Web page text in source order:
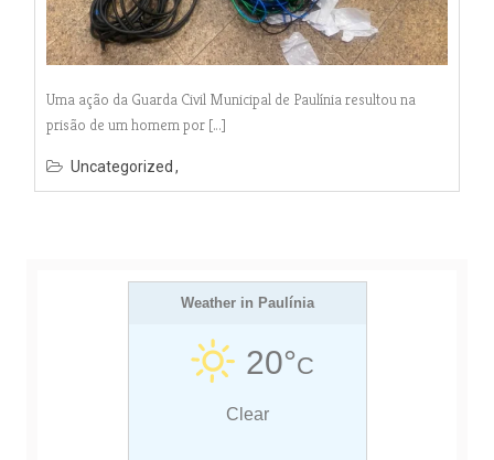
Uma ação da Guarda Civil Municipal de Paulínia resultou na
prisão de um homem por […]
Uncategorized
Weather in Paulínia
20°C
Clear